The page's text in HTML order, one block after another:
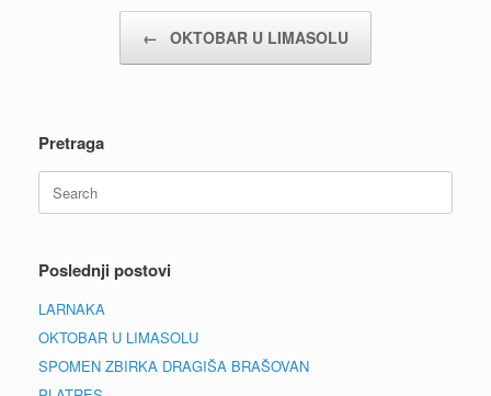
← OKTOBAR U LIMASOLU
Pretraga
for:
Poslednji postovi
LARNAKA
OKTOBAR U LIMASOLU
SPOMEN ZBIRKA DRAGIŠA BRAŠOVAN